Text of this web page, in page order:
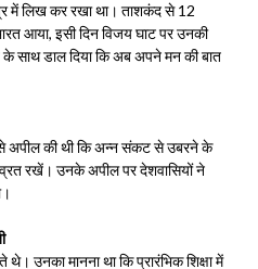
में लिख कर रखा था। ताशकंद से 12
आया, इसी दिन विजय घाट पर उनकी
साथ डाल दिया कि अब अपने मन की बात
से अपील की थी कि अन्न संकट से उबरने के
व्रत रखें। उनके अपील पर देशवासियों ने
थे। उनका मानना था कि प्रारंभिक शिक्षा में